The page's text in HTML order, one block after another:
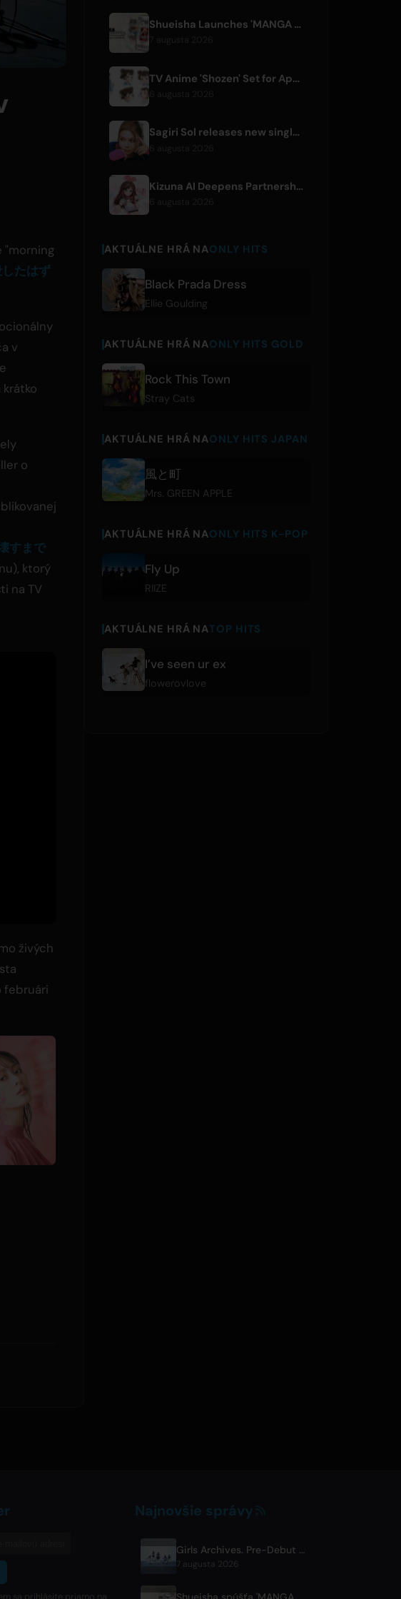
"morning
たはず
v
o
すまで
ktorý
na TV
živých
februári
Shueisha Launches 'MANGA MILLION', Free Global Library of 400 Manga Titles
TV Anime 'Shozen' Set for April 2027 Premiere on Fuji TV
Sagiri Sol releases new single 'next to your love' after hiatus
6 augusta 2026
Kizuna AI Deepens Partnership with Asobisystem Ahead of 10th Anniversary World Tour
AKTUÁLNE HRÁ NAONLY HITS
Black Prada Dress
Ellie Goulding
AKTUÁLNE HRÁ NAONLY HITS GOLD
Rock This Town
Stray Cats
AKTUÁLNE HRÁ NAONLY HITS JAPAN
風と町
Mrs. GREEN APPLE
AKTUÁLNE HRÁ NAONLY HITS K-POP
Fly Up
RIIZE
AKTUÁLNE HRÁ NATOP HITS
I’ve seen ur ex
flowerovlove
Najnovšie správy
Girls Archives. Pre-Debut Song 'Reborn' is Theme for Netflix Film
7 augusta 2026